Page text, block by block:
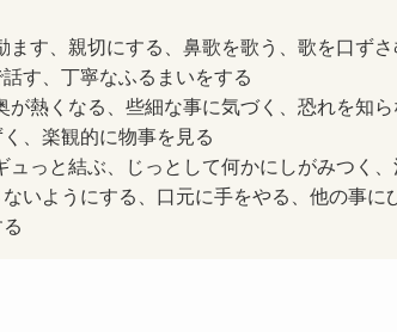
ます、親切にする、鼻歌を歌う、歌を口ず
す、丁寧なふるまいをする
が熱くなる、些細な事に気づく、恐れを知
、楽観的に物事を見る
ュっと結ぶ、じっとして何かにしがみつく
いようにする、口元に手をやる、他の事に